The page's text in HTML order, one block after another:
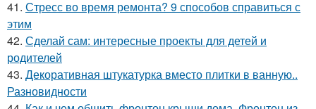
41. Стресс во время ремонта? 9 способов справиться с
этим
42. Сделай сам: интересные проекты для детей и
родителей
43. Декоративная штукатурка вместо плитки в ванную..
Разновидности